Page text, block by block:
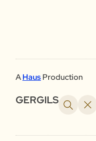
AHausProduction
GERGILS